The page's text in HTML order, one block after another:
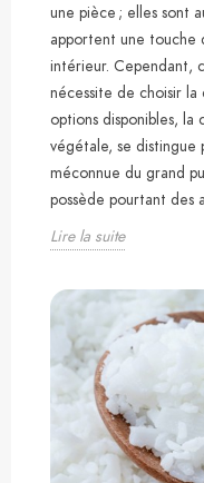
une pièce ; elles sont
apportent une touche
intérieur. Cependant,
nécessite de choisir la
options disponibles, la
végétale, se distingue
méconnue du grand
possède pourtant des
Lire la suite